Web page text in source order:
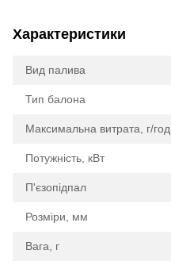
Характеристики
Вид палива
Тип балона
Максимальна витрата, г/год
Потужність, кВт
П'єзопідпал
Розміри, мм
Вага, г